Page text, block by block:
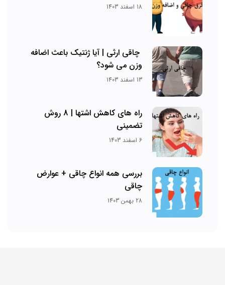
18 اسفند 1403
چاقی ارثی | آیا ژنتیک باعث اضافه
وزن می شود؟
13 اسفند 1403
راه های کاهش اشتها | 8 روش
تضمینی
6 اسفند 1403
بررسی همه انواع چاقی + عوارض
چاقی
28 بهمن 1403